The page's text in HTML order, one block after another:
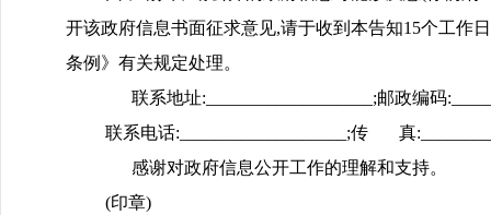
开该政府信息书面征求意见,请于收到本告知15个工作
条例》有关规定处理。
联系地址:___________________;邮政编码
联系电话:___________________;传 真
感谢对政府信息公开工作的理解和支持。
(印章)